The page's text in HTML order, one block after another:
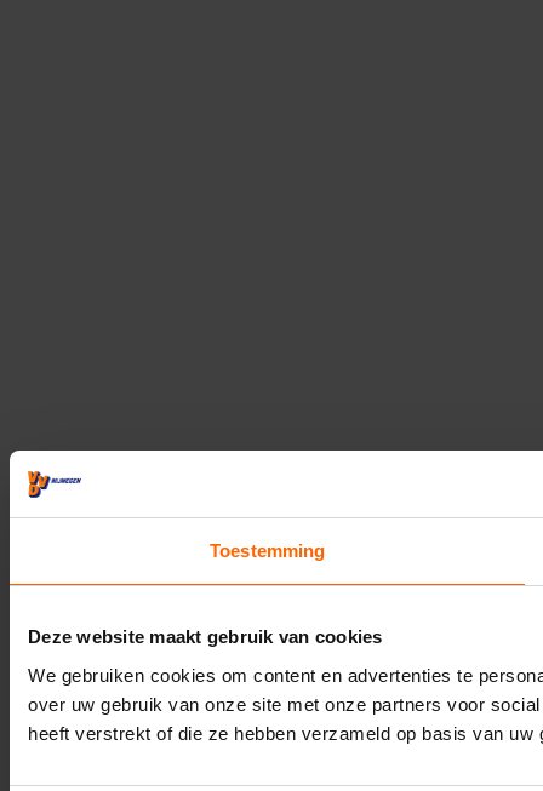
Toestemming
Deze website maakt gebruik van cookies
We gebruiken cookies om content en advertenties te
over uw gebruik van onze site met onze partners voor
heeft verstrekt of die ze hebben verzameld op basis van